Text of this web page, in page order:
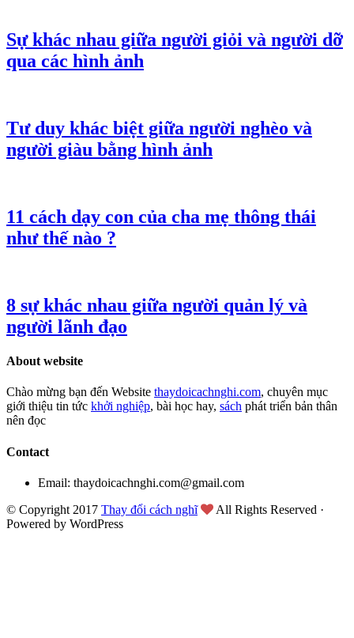
Sự khác nhau giữa người giỏi và người dỡ
qua các hình ảnh
Tư duy khác biệt giữa người nghèo và
người giàu bằng hình ảnh
11 cách dạy con của cha mẹ thông thái
như thế nào ?
8 sự khác nhau giữa người quản lý và
người lãnh đạo
About website
Chào mừng bạn đến Website thaydoicachnghi.com, chuyên mục
giới thiệu tin tức khởi nghiệp, bài học hay, sách phát triển bản thân
nên đọc
Contact
Email: thaydoicachnghi.com@gmail.com
© Copyright 2017 Thay đổi cách nghĩ
All Rights Reserved ·
Powered by WordPress